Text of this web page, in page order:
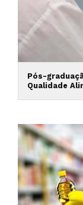
Pós-
Qualidade